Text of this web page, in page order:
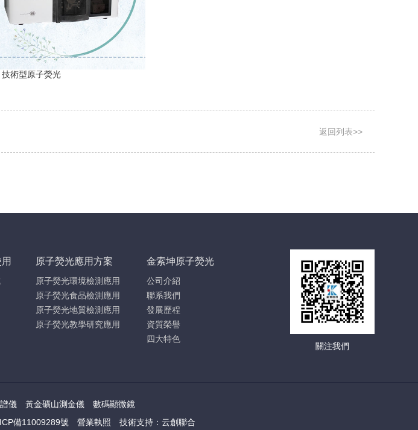
技術型原子熒光
返回列表>>
原子熒光應用方案
原子熒光環境檢測應用
原子熒光食品檢測應用
原子熒光地質檢測應用
原子熒光教學研究應用
金索坤原子熒光
公司介紹
聯系我們
發展歷程
資質榮譽
四大特色
關注我們
儀 黃金礦山測金儀
數碼顯微鏡
備11009289號 營業執照 技術支持：云創聯合